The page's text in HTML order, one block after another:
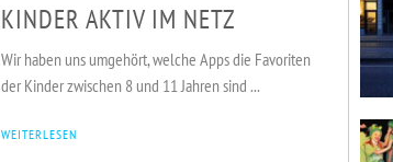
KINDER AKTIV IM NETZ
Wir haben uns umgehört, welche Apps die Favoriten
der Kinder zwischen 8 und 11 Jahren sind ...
WEITERLESEN